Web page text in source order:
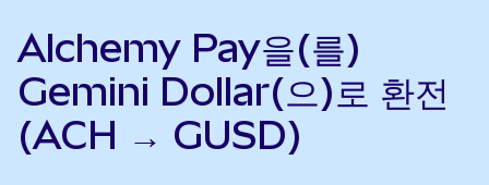
Alchemy Pay을(를)
Gemini Dollar(으)로 환전
(ACH → GUSD)